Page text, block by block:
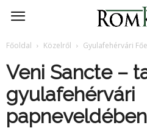
RomKat.ro
Főoldal Közelről Gyulafehérvári
Veni Sancte –
gyulafehérvári
papneveldében